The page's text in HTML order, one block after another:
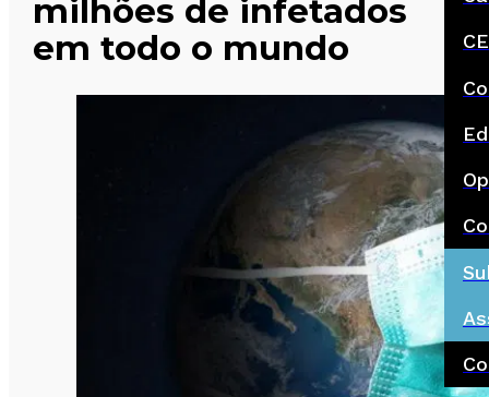
milhões de infetados
em todo o mundo